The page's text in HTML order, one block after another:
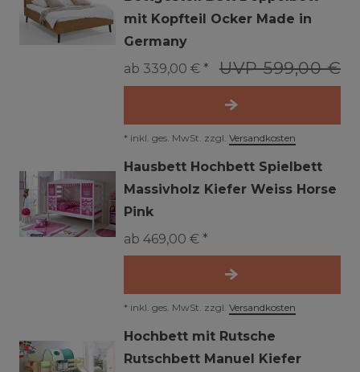
mit Kopfteil Ocker Made in
Germany
UVP 599,00 €
ab 339,00 € *
* inkl. ges. MwSt. zzgl. Versandkosten
Hausbett Hochbett Spielbett
Massivholz Kiefer Weiss Horse
Pink
ab 469,00 € *
* inkl. ges. MwSt. zzgl. Versandkosten
Hochbett mit Rutsche
Rutschbett Manuel Kiefer